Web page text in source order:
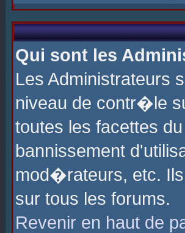
Qui sont les
Les Administrateurs
niveau de contr�le
toutes les facettes
bannissement
mod�rateurs, etc.
sur tous les forums.
Revenir en haut de